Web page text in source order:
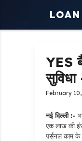
YES
सुविधा
February
नई दिल्ली :-
एक लाख की
पर्सनल काम